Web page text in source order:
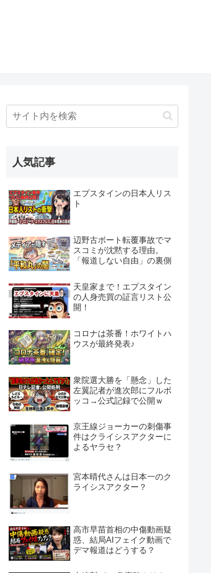
人気記事
エプスタインの日本人リス
ト
辺野古ボート転覆事故でマ
スコミが沈黙する理由。
「報道しない自由」の裏側
天皇家まで！エプスタイン
の人身売買の証言リスト公
開！
コロナは茶番！ホワイトハ
ウスが最終発表♪
衆院選大勝を「懸念」した
左翼記者が進次郎にフルボ
ッコ→公式記録で公開ｗ
京王線ジョーカーの刺傷事
件はクライシスアクターに
よるヤラセ？
宮本晴代さんは日本一のク
ライシスアクター？
高市早苗首相の中傷動画疑
惑、結局AIフェイク動画で
デマ報道はどうする？